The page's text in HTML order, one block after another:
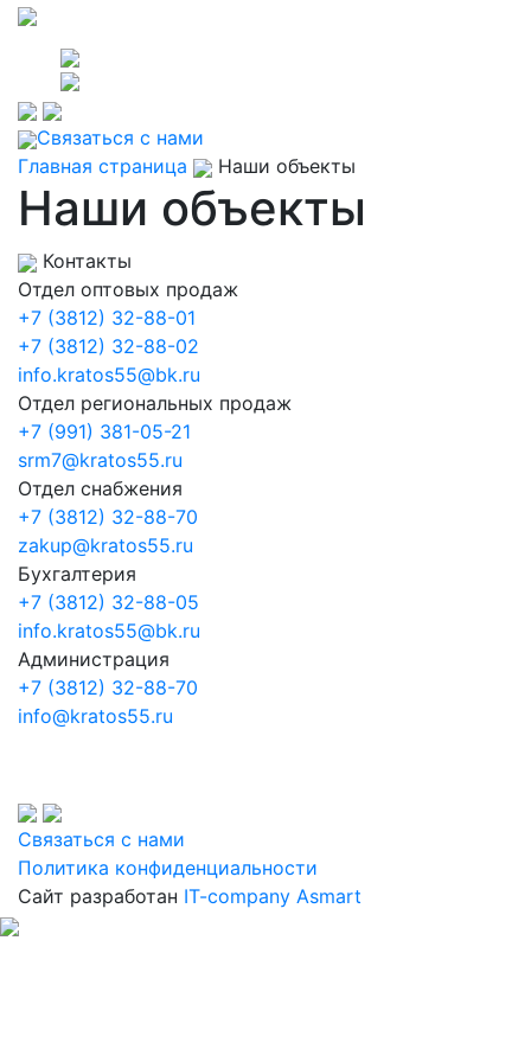
Связаться с нами
Главная страница
Наши объекты
Наши объекты
Контакты
Отдел оптовых продаж
+7 (3812) 32-88-01
+7 (3812) 32-88-02
info.kratos55@bk.ru
Отдел региональных продаж
+7 (991) 381-05-21
srm7@kratos55.ru
Отдел снабжения
+7 (3812) 32-88-70
zakup@kratos55.ru
Бухгалтерия
+7 (3812) 32-88-05
info.kratos55@bk.ru
Администрация
+7 (3812) 32-88-70
info@kratos55.ru
Связаться с нами
Политика конфиденциальности
Сайт разработан IT-company Asmart